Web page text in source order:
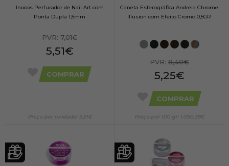
Inocos Perfurador de Nail Art com
Ponta Dupla 1,5mm
PVR: 7,01€
5,51€
COMPRAR
Preço por unidade: 5,51€
Caneta Esferográfica Andreia Chrome
Illusion com Efeito Cromo 0,5GR
PVR: 8,40€
5,25€
COMPRAR
Preço por 100 gr: 1.050,28€